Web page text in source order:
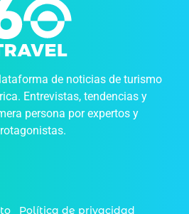
de noticias de turismo
Entrevistas, tendencias y
persona por expertos y
Política de privacidad